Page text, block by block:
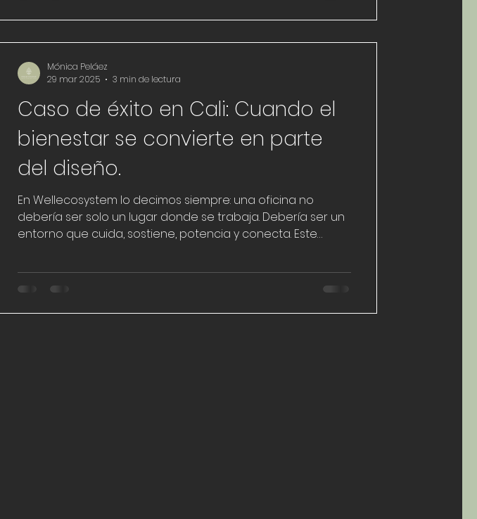
deslumbramiento sin perder el contacto visual con el
exterior.
Caso de éxito en Cali: Cuando el
bienestar se convierte en parte
del diseño.
En Wellecosystem lo decimos siempre: una oficina no
debería ser solo un lugar donde se trabaja. Debería ser un
entorno que cuida, sostiene, potencia y conecta. Este
enfocada. Un espacio transformado puede convertirse en
parte del mundo.
Mónica Peláez
29 mar 2025
3 min de lectura